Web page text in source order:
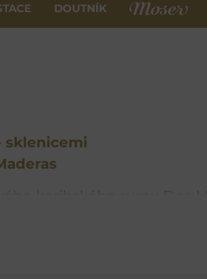
DOUTNÍK
MOSER
sklenicemi
a sláva sherry začíná